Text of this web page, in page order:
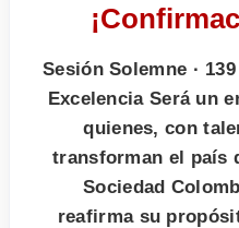
Sesión Solemne ·
Excelencia Será un
quienes, con
transforman el país
Sociedad
reafirma su